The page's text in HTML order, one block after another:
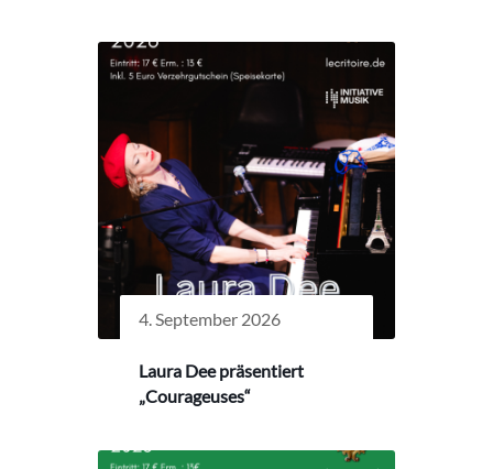
4. September 2026
Laura Dee präsentiert
„Courageuses“